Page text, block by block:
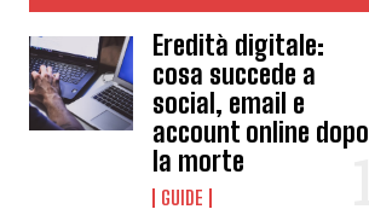
Eredità digitale:
cosa succede a
social, email e
account online dopo
la morte
GUIDE